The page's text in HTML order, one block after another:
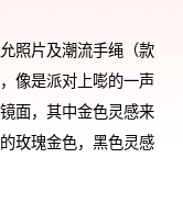
照片及潮流手绳（款
像是派对上嘭的一声
面，其中金色灵感来
玫瑰金色，黑色灵感